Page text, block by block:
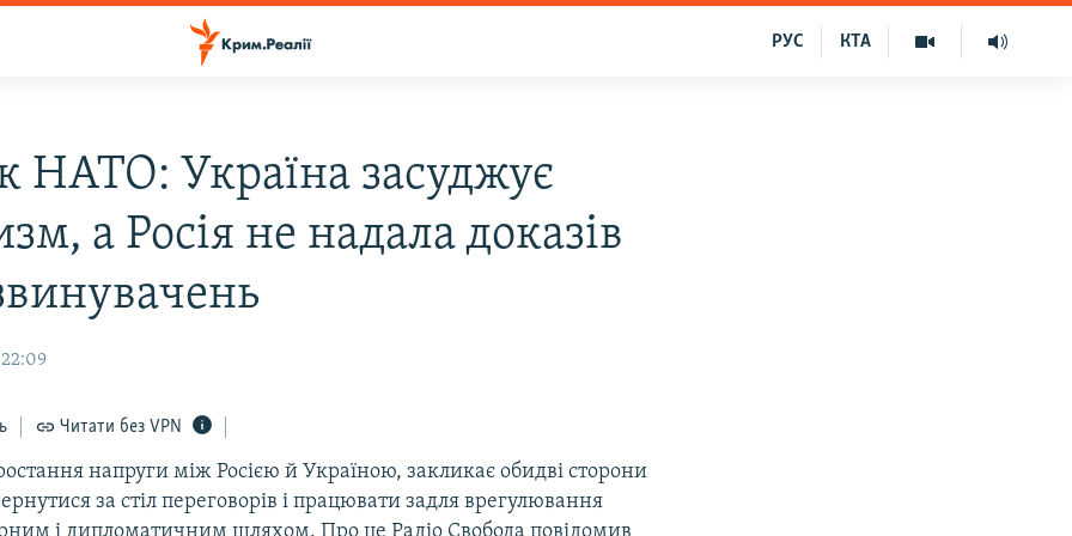
КТА
РУС
НАТО: Україна засуджує
а Росія не надала доказів
22:09
Читати без VPN
напруги між Росією й Україною, закликає обидві сторони
за стіл переговорів і працювати задля врегулювання